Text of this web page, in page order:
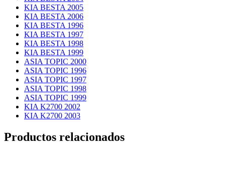
KIA BESTA 2005
KIA BESTA 2006
KIA BESTA 1996
KIA BESTA 1997
KIA BESTA 1998
KIA BESTA 1999
ASIA TOPIC 2000
ASIA TOPIC 1996
ASIA TOPIC 1997
ASIA TOPIC 1998
ASIA TOPIC 1999
KIA K2700 2002
KIA K2700 2003
Productos relacionados